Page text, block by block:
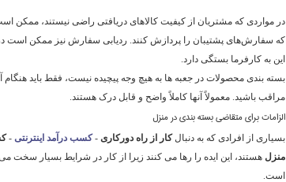
در مواردی که مشتریان از کیفیت کالاهای دریافتی راضی نیستند، ممکن
که سفارش‌های پشتیبان را پردازش کنند. ردیابی سفارش نیز ممکن است
این به کارفرما بستگی دارد.
بسته بندی محصولات در جعبه ها به هیچ وجه پیچیده نیست، فقط باید هنگام
مراقب باشید. معمولاً آنها کاملاً واضح و قابل درک هستند.
الزامات برای متقاضی بسته بندی در منزل
بسیاری از افرادی که به دنبالکار از راه دورکاری -کسب درآمد اینترنتی -
منزل هستند، این ایده را رها می کنند زیرا از کار در شرایط بسیار سخت
است.